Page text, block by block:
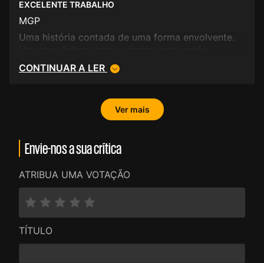
EXCELENTE TRABALHO
MGP
Uma história contada de uma forma envolvente.
CONTINUAR A LER
Ver mais
Envie-nos a sua crítica
ATRIBUA UMA VOTAÇÃO
TÍTULO